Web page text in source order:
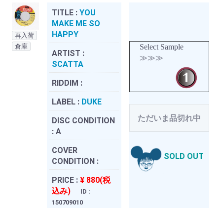
再入荷
倉庫
TITLE : YOU
MAKE ME SO
HAPPY
ARTIST :
SCATTA
RIDDIM :
LABEL : DUKE
DISC CONDITION
: A
COVER
CONDITION :
PRICE : ¥ 880(税
込み)
ID :
150709010
Select Sample
≫≫≫
ただいま品切れ中
SOLD OUT